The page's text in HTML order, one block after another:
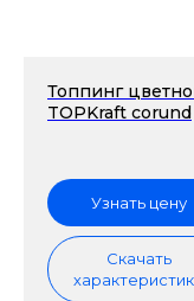
Топпинг
TOPKraft corund
Узнать цену
Скачать